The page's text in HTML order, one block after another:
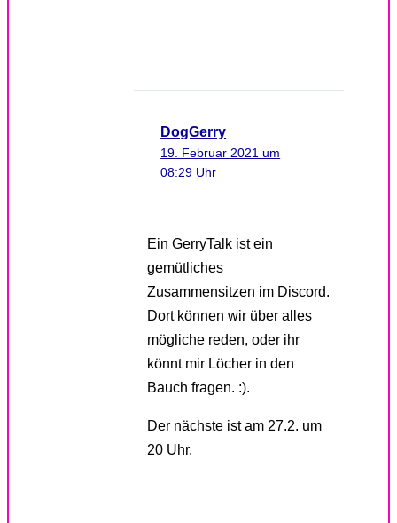
DogGerry
19. Februar 2021 um
08:29 Uhr
Ein GerryTalk ist ein
gemütliches
Zusammensitzen im Discord.
Dort können wir über alles
mögliche reden, oder ihr
könnt mir Löcher in den
Bauch fragen. :).
Der nächste ist am 27.2. um
20 Uhr.